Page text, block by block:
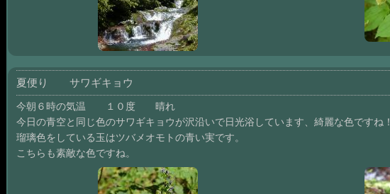
夏便り サワギキョウ
今朝６時の気温 １０度 晴れ
今日の青空と同じ色のサワギキョウが沢沿いで日光浴しています、綺麗な色ですね！
瑠璃色をしている玉はツバメオモトの青い実です。
こちらも素敵な色ですね。